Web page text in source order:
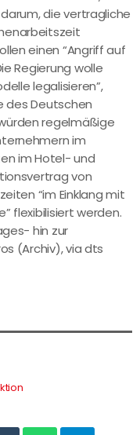
die vertragliche
einen “Angriff auf
Regierung wolle
legalisieren”,
des Deutschen
regelmäßige
im
im Hotel- und
von
“im Einklang mit
flexibilisiert werden.
hin zur
(Archiv), via dts